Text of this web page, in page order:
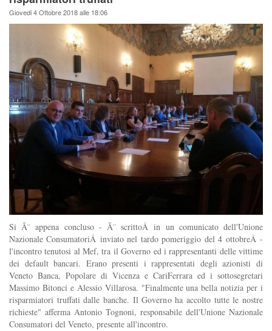
Giovedi 4 Ottobre 2018 alle 18:06
Si Ã¨ appena concluso - Ã¨ scrittoÂ in un comunicato dell'Unione
Nazionale ConsumatoriÂ inviato nel tardo pomeriggio del 4 ottobreÂ -
l'incontro tenutosi al Mef, tra il Governo ed i rappresentanti delle vittime
dei default bancari. Erano presenti i rappresentati degli azionisti di
Veneto Banca, Popolare di Vicenza e CariFerrara ed i sottosegretari
Massimo Bitonci e Alessio Villarosa. "Finalmente una bella notizia per i
risparmiatori truffati dalle banche. Il Governo ha accolto tutte le nostre
richieste" afferma Antonio Tognoni, responsabile dell'Unione Nazionale
Consumatori del Veneto, presente all'incontro.